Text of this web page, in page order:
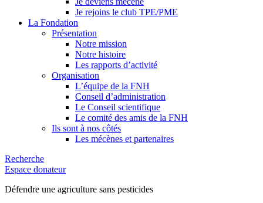
Je rejoins le club TPE/PME
La Fondation
Présentation
Notre mission
Notre histoire
Les rapports d’activité
Organisation
L’équipe de la FNH
Conseil d’administration
Le Conseil scientifique
Le comité des amis de la FNH
Ils sont à nos côtés
Les mécènes et partenaires
Recherche
Espace donateur
Défendre une agriculture sans pesticides